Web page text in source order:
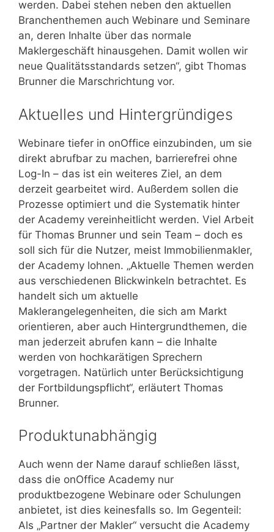
werden. Dabei stehen neben den aktuellen
Branchenthemen auch Webinare und Seminare
an, deren Inhalte über das normale
Maklergeschäft hinausgehen. Damit wollen wir
neue Qualitätsstandards setzen“, gibt Thomas
Brunner die Marschrichtung vor.
Aktuelles und Hintergründiges
Webinare tiefer in onOffice einzubinden, um sie
direkt abrufbar zu machen, barrierefrei ohne
Log-In – das ist ein weiteres Ziel, an dem
derzeit gearbeitet wird. Außerdem sollen die
Prozesse optimiert und die Systematik hinter
der Academy vereinheitlicht werden. Viel Arbeit
für Thomas Brunner und sein Team – doch es
soll sich für die Nutzer, meist Immobilienmakler,
der Academy lohnen. „Aktuelle Themen werden
aus verschiedenen Blickwinkeln betrachtet. Es
handelt sich um aktuelle
Maklerangelegenheiten, die sich am Markt
orientieren, aber auch Hintergrundthemen, die
man jederzeit abrufen kann – die Inhalte
werden von hochkarätigen Sprechern
vorgetragen. Natürlich unter Berücksichtigung
der Fortbildungspflicht“, erläutert Thomas
Brunner.
Produktunabhängig
Auch wenn der Name darauf schließen lässt,
dass die onOffice Academy nur
produktbezogene Webinare oder Schulungen
anbietet, ist dies keinesfalls so. Im Gegenteil:
Als „Partner der Makler“ versucht die Academy